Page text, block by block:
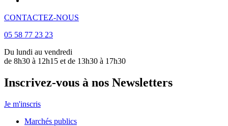
CONTACTEZ-NOUS
05 58 77 23 23
Du lundi au vendredi
de 8h30 à 12h15 et de 13h30 à 17h30
Inscrivez-vous à nos Newsletters
Je m'inscris
Marchés publics